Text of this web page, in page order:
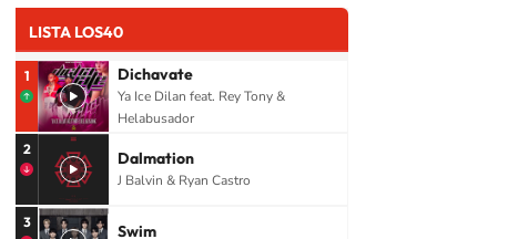
LISTA LOS40
1 Dichavate
Ya Ice Dilan feat. Rey Tony &
Helabusador
2 Dalmation
J Balvin & Ryan Castro
3 Swim